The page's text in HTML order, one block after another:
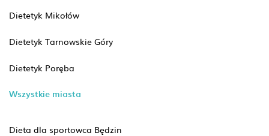
Dietetyk Mikołów
Dietetyk Tarnowskie Góry
Dietetyk Poręba
Wszystkie miasta
Dieta dla sportowca Będzin